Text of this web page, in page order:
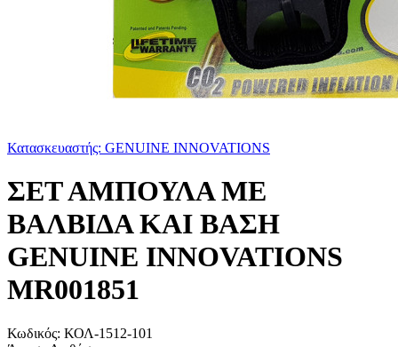
Κατασκευαστής: GENUINE INNOVATIONS
ΣΕΤ ΑΜΠΟΥΛΑ ΜΕ
ΒΑΛΒΙΔΑ ΚΑΙ ΒΑΣΗ
GENUINE INNOVATIONS
MR001851
Κωδικός: ΚΟΛ-1512-101